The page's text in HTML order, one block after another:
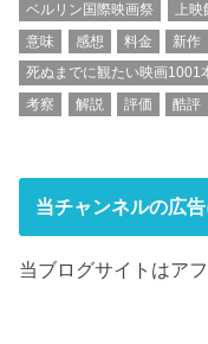
ベルリン国際映画祭
上映
意味
感想 料金 新作
死ぬまでに観たい映画1001
考察
解説 評価 酷評
当チャンネルの広
当ブログサイトはア